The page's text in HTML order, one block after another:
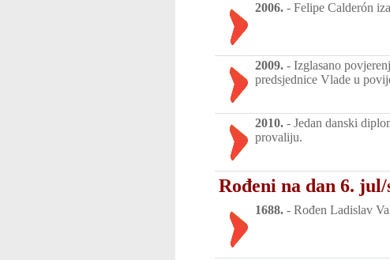
2006. - Felipe Calderón
2009. - Izglasano
predsjednice Vlade u
2010. - Jedan danski
provaliju.
Rođeni na dan 6.
1688. - Rođen Ladislav